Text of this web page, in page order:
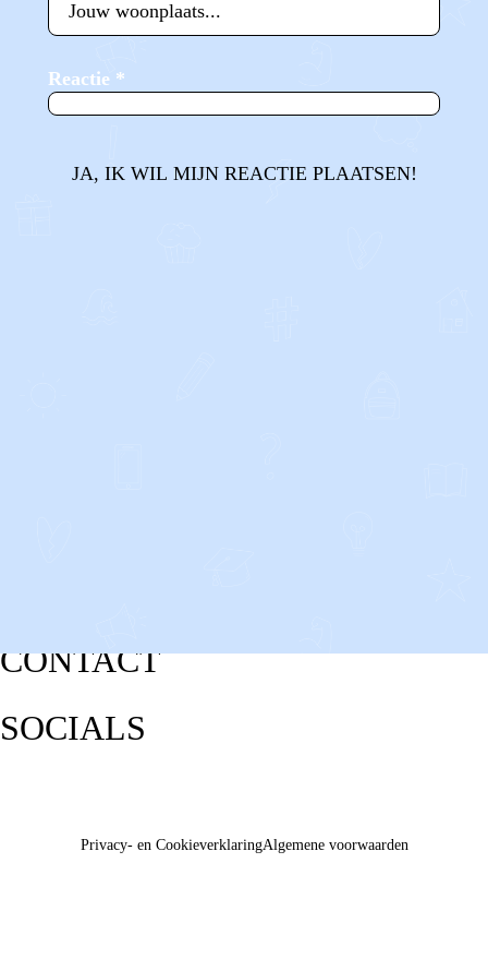
Reactie *
JA, IK WIL MIJN REACTIE PLAATSEN!
CONTACT
SOCIALS
Privacy- en CookieverklaringAlgemene voorwaarden